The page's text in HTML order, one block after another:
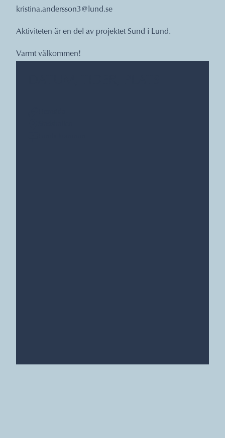
kristina.andersson3@lund.se
Aktiviteten är en del av projektet Sund i Lund.
Varmt välkommen!